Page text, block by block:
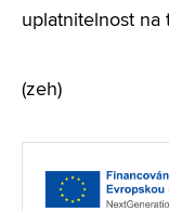
uplatnitelnost na
(zeh)